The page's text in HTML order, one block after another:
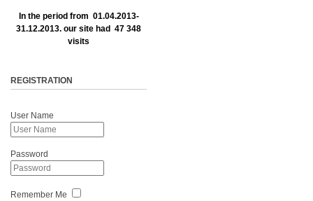
In the period from 01.04.2013-
31.12.2013. our site had 47 348
visits
REGISTRATION
User Name
Password
Remember Me